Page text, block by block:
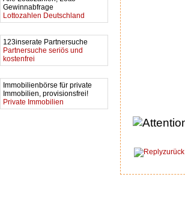
Gewinnabfrage
Lottozahlen Deutschland
123inserate Partnersuche
Partnersuche seriös und
kostenfrei
Immobilienbörse für private
Immobilien, provisionsfrei!
Private Immobilien
zurück